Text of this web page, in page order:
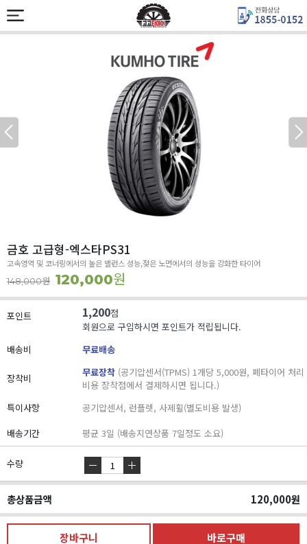
금호 고급형-엑스타PS31
고속영역 및 코너링에서의 높은 밸런스 성능,젖은 노면에서의 성능을 강화한 타이어
148,000원 120,000원
포인트 1,200점
회원으로 구입하시면 포인트가 적립됩니다.
배송비
무료배송
장착비 무료장착 (공기압센서(TPMS) 1개당 5,000원, 폐타이어 처리
비용 장착점에서 결제하시면 됩니다.)
특이사항
공기압센서, 런플렛, 사제휠(별도비용 발생)
배송기간
평균 3일 (배송지연상품 7일정도 소요)
수량
총상품금액 120,000원